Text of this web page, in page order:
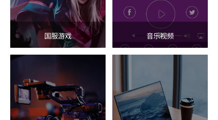
国服游戏 音乐视频